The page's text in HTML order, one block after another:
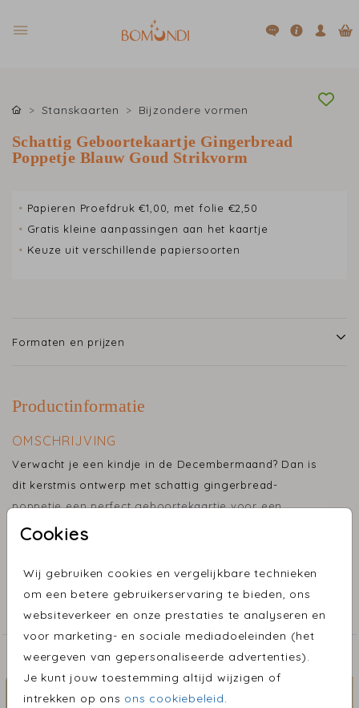
Cookies
Wij gebruiken cookies en vergelijkbare technieken
om een betere gebruikerservaring te bieden, ons
websiteverkeer en onze prestaties te analyseren en
voor marketing- en sociale mediadoeleinden (het
weergeven van gepersonaliseerde advertenties).
Je kunt jouw toestemming altijd wijzigen of
intrekken op ons ons cookiebeleid.
Stanskaarten Bijzondere vormen
Schattig Geboortekaartje Gingerbread
Poppetje Blauw Goud Strikvorm
• Papieren Proefdruk €1,00, met folie €2,50
• Gratis kleine aanpassingen aan het kaartje
• Keuze uit verschillende papiersoorten
Formaten en prijzen
Productinformatie
OMSCHRIJVING
Verwacht je een kindje in de Decembermaand? Dan is
dit kerstmis ontwerp met schattig gingerbread-
poppetje een perfect geboortekaartje voor een
jongen. Het kaartje heeft lichtblauwe en gouden
Het kaartje wordt uitgesneden in een unieke vorm in
stijl van een strik, wat het kaartje een extra bijzondere
uitstraling geeft.
Toon meer
COLLECTIE
Bijzondere vormen
ONTDEK MEER MOOIE ONTWERPEN